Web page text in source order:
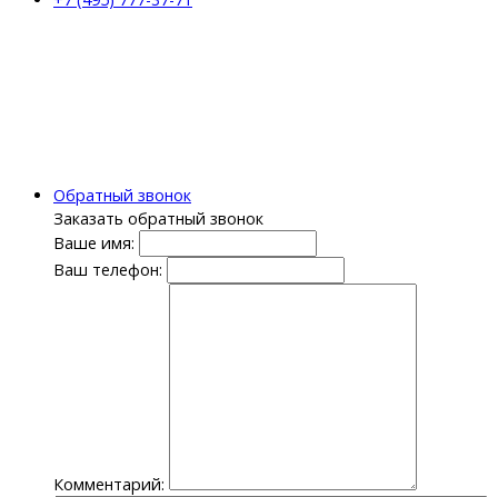
Обратный звонок
Заказать обратный звонок
Ваше имя:
Ваш телефон:
Комментарий: